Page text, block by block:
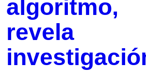
algoritmo,
revela